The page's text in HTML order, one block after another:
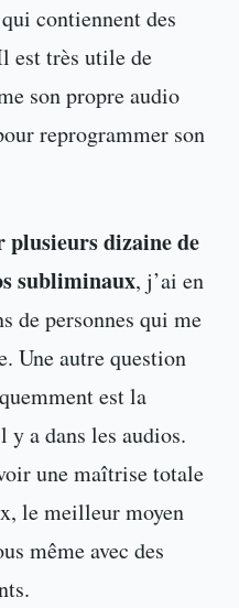
contiennent des
est très utile de
son propre audio
reprogrammer son
plusieurs dizaine de
subliminaux, j’ai en
de personnes qui me
Une autre question
est la
y a dans les audios.
une maîtrise totale
le meilleur moyen
même avec des